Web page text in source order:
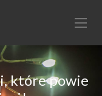
które powie